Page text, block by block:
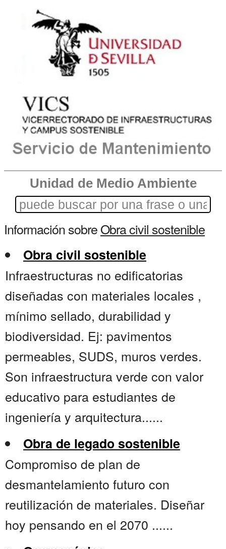
Unidad de Medio Ambiente
Información sobreObra civil sostenible
Obra civil sostenible
Infraestructuras no edificatorias
diseñadas con materiales locales ,
mínimo sellado, durabilidad y
biodiversidad. Ej: pavimentos
permeables, SUDS, muros verdes.
Son infraestructura verde con valor
educativo para estudiantes de
ingeniería y arquitectura......
Obra de legado sostenible
Compromiso de plan de
desmantelamiento futuro con
reutilización de materiales. Diseñar
hoy pensando en el 2070 ......